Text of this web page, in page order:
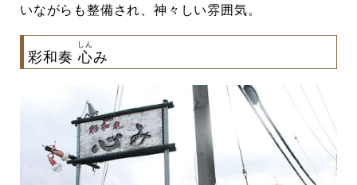
いながらも整備され、神々しい雰囲気。
彩和奏心
しん
み